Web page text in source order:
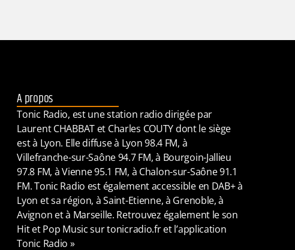
A propos
Tonic Radio, est une station radio dirigée par
Laurent CHABBAT et Charles COUTY dont le siège
est à Lyon. Elle diffuse à Lyon 98.4 FM, à
Villefranche-sur-Saône 94.7 FM, à Bourgoin-Jallieu
97.8 FM, à Vienne 95.1 FM, à Chalon-sur-Saône 91.1
FM. Tonic Radio est également accessible en DAB+ à
Lyon et sa région, à Saint-Etienne, à Grenoble, à
Avignon et à Marseille. Retrouvez également le son
Hit et Pop Music sur tonicradio.fr et l’application
Tonic Radio »